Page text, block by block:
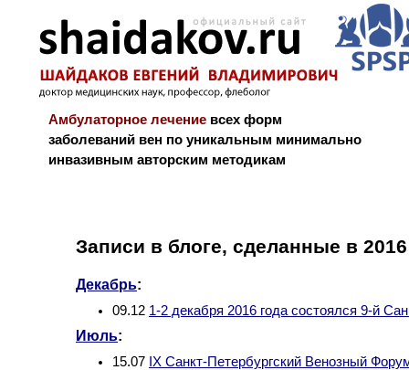
Амбулаторное лечение всех форм
заболеваний вен по уникальным минимально
инвазивным авторским методикам
Записи в блоге, сделанные в
Декабрь:
09.12 1-2 декабря 2016 года состоялся 9-й
Июль:
15.07 IX Санкт-Петербургский Венозный